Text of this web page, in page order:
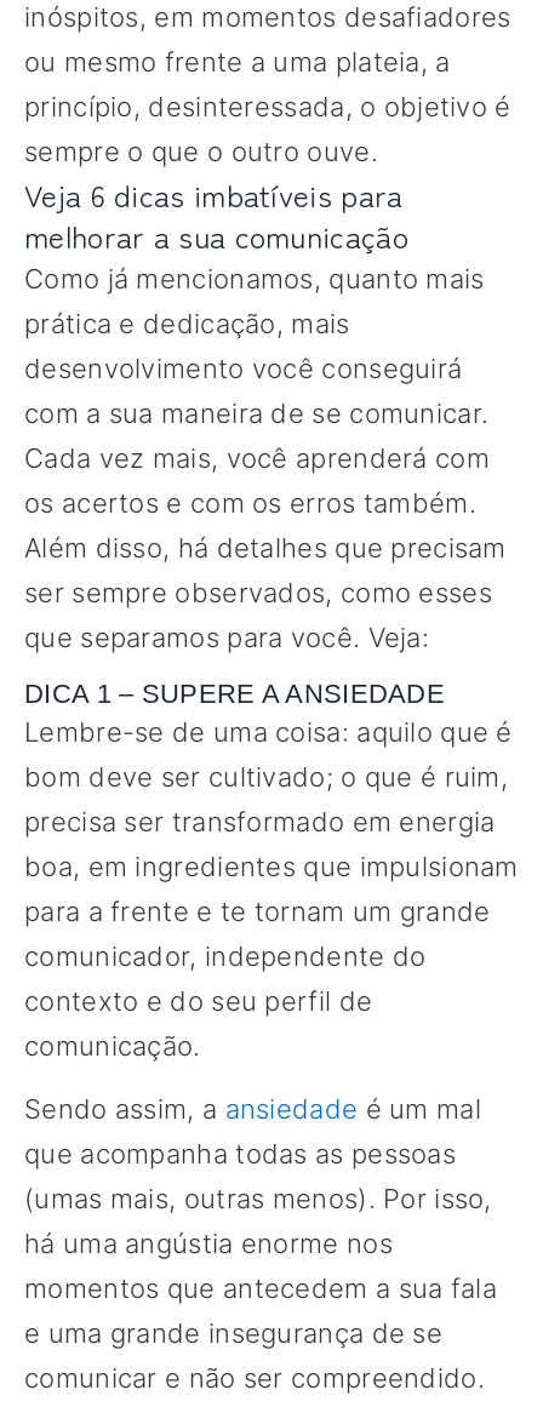
inóspitos, em momentos desafiadores
ou mesmo frente a uma plateia, a
princípio, desinteressada, o objetivo é
sempre o que o outro ouve.
Veja 6 dicas imbatíveis para
melhorar a sua comunicação
Como já mencionamos, quanto mais
prática e dedicação, mais
desenvolvimento você conseguirá
com a sua maneira de se comunicar.
Cada vez mais, você aprenderá com
os acertos e com os erros também.
Além disso, há detalhes que precisam
ser sempre observados, como esses
que separamos para você. Veja:
DICA 1 – SUPERE A ANSIEDADE
Lembre-se de uma coisa: aquilo que é
bom deve ser cultivado; o que é ruim,
precisa ser transformado em energia
boa, em ingredientes que impulsionam
para a frente e te tornam um grande
comunicador, independente do
contexto e do seu perfil de
comunicação.
Sendo assim, a ansiedade é um mal
que acompanha todas as pessoas
(umas mais, outras menos). Por isso,
há uma angústia enorme nos
momentos que antecedem a sua fala
e uma grande insegurança de se
comunicar e não ser compreendido.